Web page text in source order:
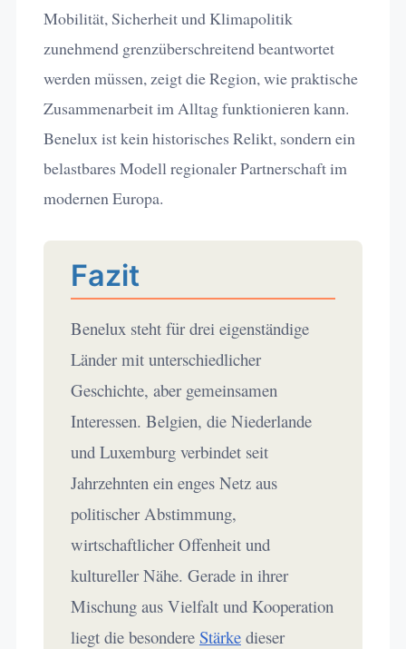
Mobilität, Sicherheit und Klimapolitik
zunehmend grenzüberschreitend beantwortet
werden müssen, zeigt die Region, wie praktische
Zusammenarbeit im Alltag funktionieren kann.
Benelux ist kein historisches Relikt, sondern ein
belastbares Modell regionaler Partnerschaft im
modernen Europa.
Fazit
Benelux steht für drei eigenständige
Länder mit unterschiedlicher
Geschichte, aber gemeinsamen
Interessen. Belgien, die Niederlande
und Luxemburg verbindet seit
Jahrzehnten ein enges Netz aus
politischer Abstimmung,
wirtschaftlicher Offenheit und
kultureller Nähe. Gerade in ihrer
Mischung aus Vielfalt und Kooperation
liegt die besondere Stärkedieser